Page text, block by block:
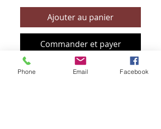
Ajouter au panier
Commander et payer
Phone Email Facebook